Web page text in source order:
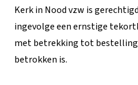
Kerk in Nood vzw is
ingevolge een ernstige
met betrekking tot
betrokken is.